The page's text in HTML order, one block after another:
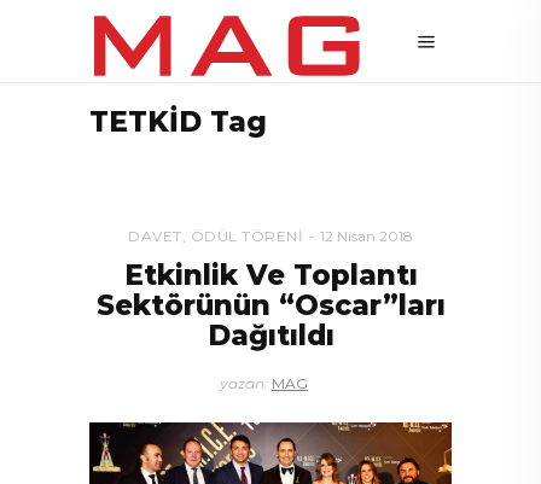
TETKİD Tag
DAVET, ÖDÜL TÖRENI 12 Nisan 2018
Etkinlik Ve Toplantı
Sektörünün “Oscar”ları
Dağıtıldı
yazan: MAG